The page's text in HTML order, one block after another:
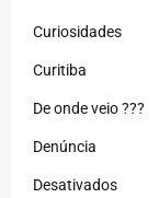
Curiosidades
Curitiba
De onde veio ???
Denúncia
Desativados